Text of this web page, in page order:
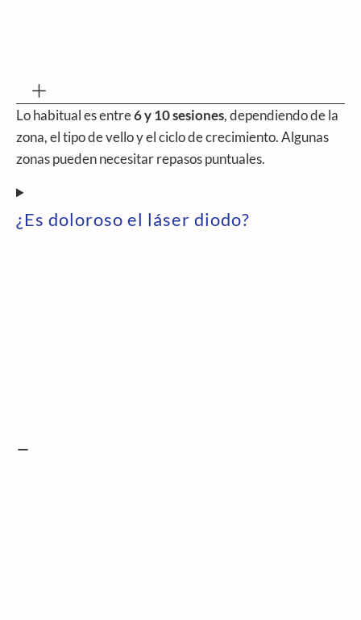
Lo habitual es entre6 y 10 sesiones, dependiendo de la
zona, el tipo de vello y el ciclo de crecimiento. Algunas
zonas pueden necesitar repasos puntuales.
¿Es doloroso el láser diodo?